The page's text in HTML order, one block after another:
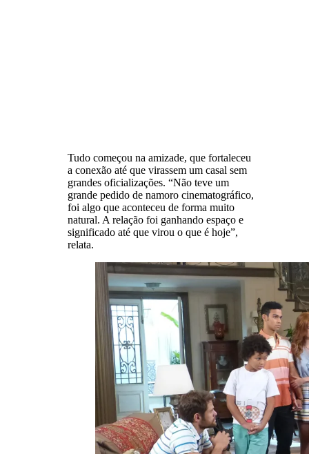
Tudo começou na amizade, que fortaleceu
a conexão até que virassem um casal sem
grandes oficializações. “Não teve um
grande pedido de namoro cinematográfico,
foi algo que aconteceu de forma muito
natural. A relação foi ganhando espaço e
significado até que virou o que é hoje”,
relata.